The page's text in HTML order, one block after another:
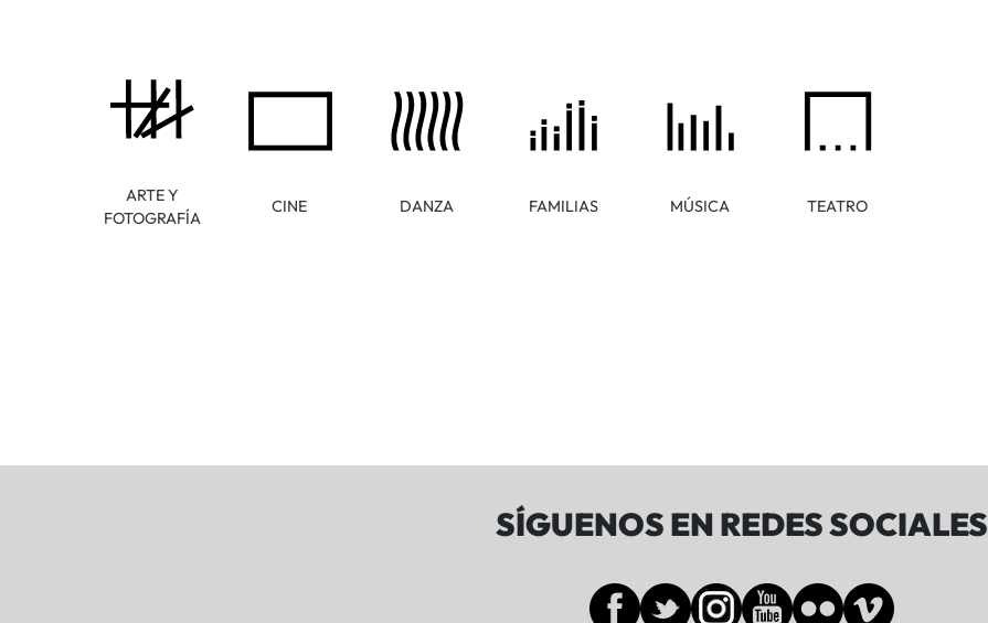
ARTE Y
FOTOGRAFÍA
CINE DANZA FAMILIAS MÚSICA TEATRO
SÍGUENOS EN REDES SOCIALES